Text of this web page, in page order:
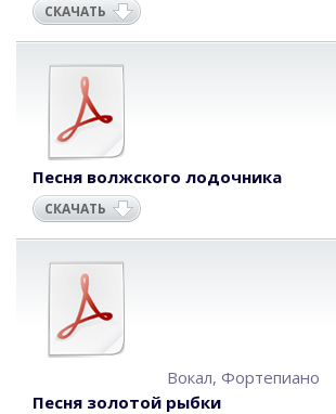
СКАЧАТЬ
Песня волжского лодочника
СКАЧАТЬ
Вокал, Фортепиано
Песня золотой рыбки